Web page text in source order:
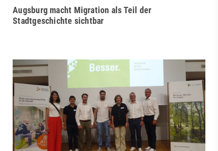
Augsburg macht Migration als Teil der
Stadtgeschichte sichtbar